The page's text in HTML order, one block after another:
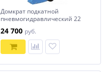
Домкрат подкатной
пневмогидравлический 22
СТАНКОИМПОРТ
24 700 руб.